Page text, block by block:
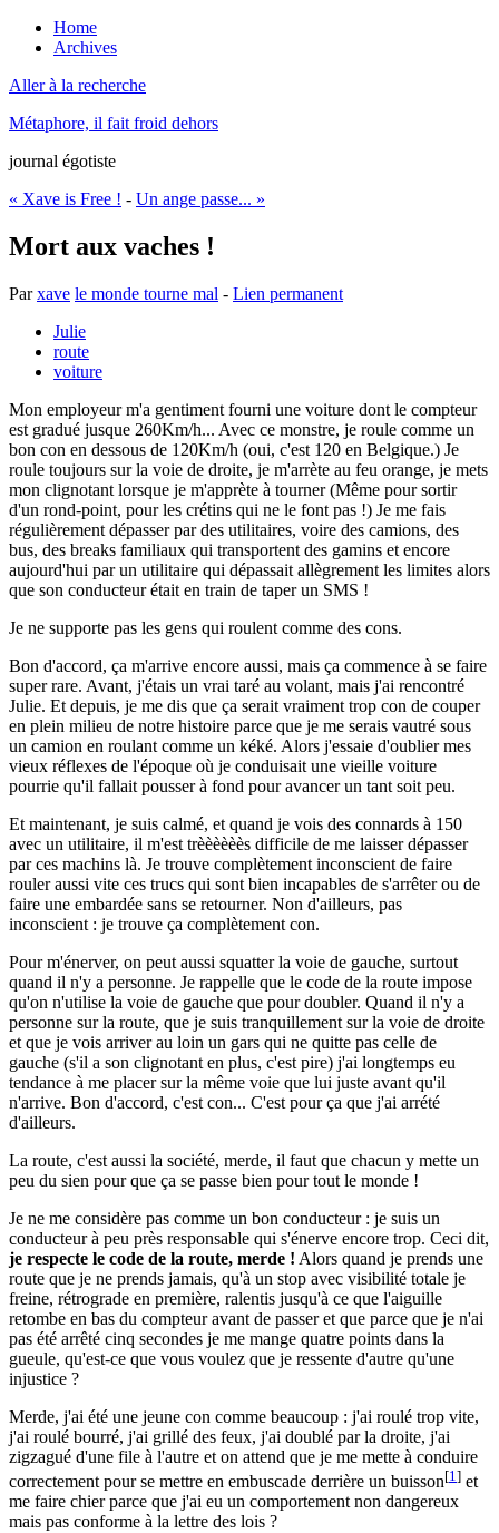
Home
Archives
Aller à la recherche
Métaphore, il fait froid dehors
journal égotiste
« Xave is Free ! - Un ange passe... »
Mort aux vaches !
Parxave le monde tourne mal - Lien permanent
Julie
route
voiture
Mon employeur m'a gentiment fourni une voiture dont le compteur
est gradué jusque 260Km/h... Avec ce monstre, je roule comme un
bon con en dessous de 120Km/h (oui, c'est 120 en Belgique.) Je
roule toujours sur la voie de droite, je m'arrète au feu orange, je mets
mon clignotant lorsque je m'apprète à tourner (Même pour sortir
d'un rond-point, pour les crétins qui ne le font pas !) Je me fais
régulièrement dépasser par des utilitaires, voire des camions, des
bus, des breaks familiaux qui transportent des gamins et encore
aujourd'hui par un utilitaire qui dépassait allègrement les limites alors
que son conducteur était en train de taper un SMS !
Je ne supporte pas les gens qui roulent comme des cons.
Bon d'accord, ça m'arrive encore aussi, mais ça commence à se faire
super rare. Avant, j'étais un vrai taré au volant, mais j'ai rencontré
Julie. Et depuis, je me dis que ça serait vraiment trop con de couper
en plein milieu de notre histoire parce que je me serais vautré sous
un camion en roulant comme un kéké. Alors j'essaie d'oublier mes
vieux réflexes de l'époque où je conduisait une vieille voiture
pourrie qu'il fallait pousser à fond pour avancer un tant soit peu.
Et maintenant, je suis calmé, et quand je vois des connards à 150
avec un utilitaire, il m'est trèèèèèès difficile de me laisser dépasser
par ces machins là. Je trouve complètement inconscient de faire
rouler aussi vite ces trucs qui sont bien incapables de s'arrêter ou de
faire une embardée sans se retourner. Non d'ailleurs, pas
inconscient : je trouve ça complètement con.
Pour m'énerver, on peut aussi squatter la voie de gauche, surtout
quand il n'y a personne. Je rappelle que le code de la route impose
qu'on n'utilise la voie de gauche que pour doubler. Quand il n'y a
personne sur la route, que je suis tranquillement sur la voie de droite
et que je vois arriver au loin un gars qui ne quitte pas celle de
gauche (s'il a son clignotant en plus, c'est pire) j'ai longtemps eu
tendance à me placer sur la même voie que lui juste avant qu'il
n'arrive. Bon d'accord, c'est con... C'est pour ça que j'ai arrété
d'ailleurs.
La route, c'est aussi la société, merde, il faut que chacun y mette un
peu du sien pour que ça se passe bien pour tout le monde !
Je ne me considère pas comme un bon conducteur : je suis un
conducteur à peu près responsable qui s'énerve encore trop. Ceci dit,
je respecte le code de la route, merde ! Alors quand je prends une
route que je ne prends jamais, qu'à un stop avec visibilité totale je
freine, rétrograde en première, ralentis jusqu'à ce que l'aiguille
retombe en bas du compteur avant de passer et que parce que je n'ai
pas été arrêté cinq secondes je me mange quatre points dans la
gueule, qu'est-ce que vous voulez que je ressente d'autre qu'une
injustice ?
Merde, j'ai été une jeune con comme beaucoup : j'ai roulé trop vite,
j'ai roulé bourré, j'ai grillé des feux, j'ai doublé par la droite, j'ai
zigzagué d'une file à l'autre et on attend que je me mette à conduire
correctement pour se mettre en embuscade derrière un buisson[1 ] et
me faire chier parce que j'ai eu un comportement non dangereux
mais pas conforme à la lettre des lois ?